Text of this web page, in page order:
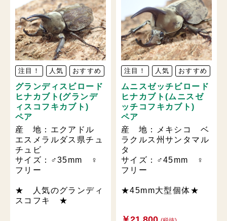
注目！ 人気 おすすめ
グランディスビロード
ヒナカブト(グランデ
ィスコフキカブト)
ペア
産 地：エクアドル
エスメラルダス県チュ
チュビ
サイズ：♂35mm ♀
フリー
★ 人気のグランディ
スコフキ ★
注目！ 人気 おすすめ
ムニスゼッチビロード
ヒナカブト(ムニスゼ
ッチコフキカブト)
ペア
産 地：メキシコ ベ
ラクルス州サンタマル
タ
サイズ：♂45mm ♀
フリー
★45mm大型個体★